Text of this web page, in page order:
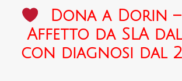
Dona a Dorin –
Affetto da SLA dal
con diagnosi dal